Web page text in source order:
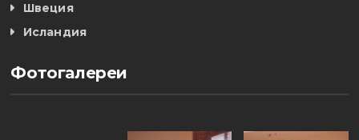
Швеция
Исландия
Фотогалереи